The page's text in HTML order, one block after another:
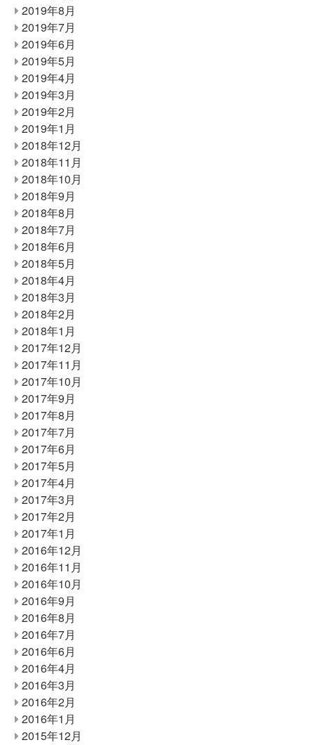
2019年8月
2019年7月
2019年6月
2019年5月
2019年4月
2019年3月
2019年2月
2019年1月
2018年12月
2018年11月
2018年10月
2018年9月
2018年8月
2018年7月
2018年6月
2018年5月
2018年4月
2018年3月
2018年2月
2018年1月
2017年12月
2017年11月
2017年10月
2017年9月
2017年8月
2017年7月
2017年6月
2017年5月
2017年4月
2017年3月
2017年2月
2017年1月
2016年12月
2016年11月
2016年10月
2016年9月
2016年8月
2016年7月
2016年6月
2016年4月
2016年3月
2016年2月
2016年1月
2015年12月